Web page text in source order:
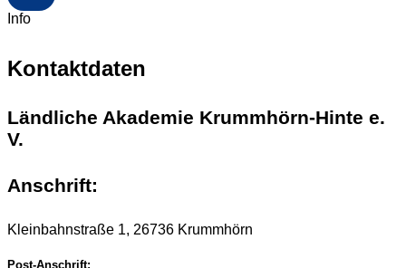
Info
Kontaktdaten
Ländliche Akademie Krummhörn-Hinte e.
V.
Anschrift:
Kleinbahnstraße 1, 26736 Krummhörn
Post-Anschrift: